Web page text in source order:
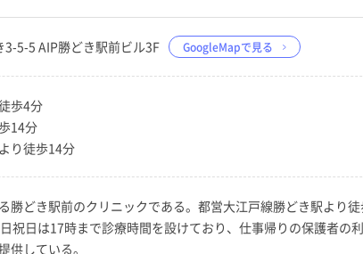
5-5 AIP勝どき駅前ビル3F GoogleMapで見る
歩4分
14分
り徒歩14分
勝どき駅前のクリニックである。都営大江戸線勝どき駅より
祝日は17時まで診療時間を設けており、仕事帰りの保護者
供している。